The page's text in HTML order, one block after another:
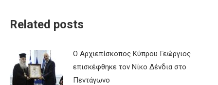
Related posts
Ο Αρχιεπίσκοπος Κύπρου Γεώργιος
επισκέφθηκε τον Νίκο Δένδια στο
Πεντάγωνο